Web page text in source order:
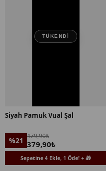
TÜKENDI
Siyah Pamuk Vual Şal
%21 479,90₺
379,90₺
Sepetine 4 Ekle, 1 Öde! + 🎁